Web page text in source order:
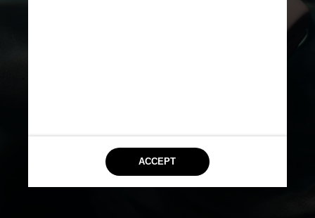
para cada litro de água e mergulhe
a garrafa na solução por 30